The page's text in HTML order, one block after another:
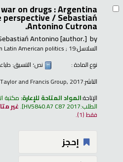
on drugs : Argentina
perspective /Sebastiań
Antonino Cutrona.
by
Antonino[author.]
السلاسل: Latin American politics; 19
نوع المادة :
نص؛ التنسيق:
الناشر:and Francis Group, 2017
الإتاحة:المواد المتاحة للإعارة: مكتبة
الطلب:HV5840.A7 C87 2017
.غير
فقط(1).
إحجز